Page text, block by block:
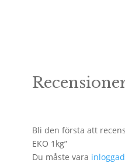
Bli den första att
EKO 1kg”
Du måste vara inloggad